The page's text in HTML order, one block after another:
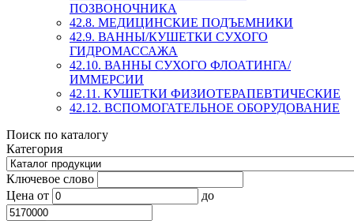
ПОЗВОНОЧНИКА
42.8. МЕДИЦИНСКИЕ ПОДЪЕМНИКИ
42.9. ВАННЫ/КУШЕТКИ СУХОГО
ГИДРОМАССАЖА
42.10. ВАННЫ СУХОГО ФЛОАТИНГА/
ИММЕРСИИ
42.11. КУШЕТКИ ФИЗИОТЕРАПЕВТИЧЕСКИЕ
42.12. ВСПОМОГАТЕЛЬНОЕ ОБОРУДОВАНИЕ
Поиск по каталогу
Категория
Ключевое слово
Цена от до